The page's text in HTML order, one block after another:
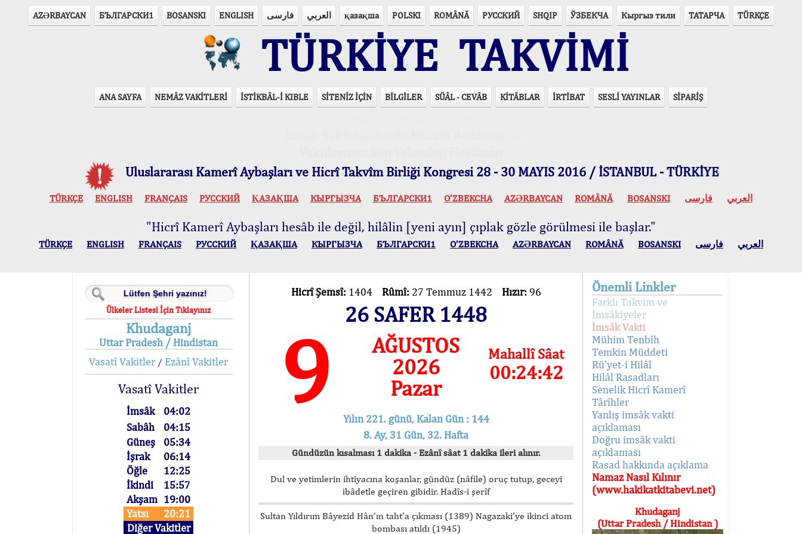
AZӘRBAYCAN БЪЛГАРСКИ1 BOSANSKI ENGLISH فارسی العربي қазақша POLSKI ROMÂNĂ РУССКИЙ SHQIP ЎЗБЕКЧА Кыргыз тили ТАТАРЧА TÜRKÇE
TÜRKİYE TAKVİMİ
ANA SAYFA NEMÂZ VAKİTLERİ İSTİKBÂL-İ KIBLE SİTENİZ İÇİN BİLGİLER SÜÂL - CEVÂB KİTÂBLAR İRTİBAT SESLİ YAYINLAR SİPARİŞ
Uluslararası Kamerî Aybaşları ve Hicrî Takvîm Birliği Kongresi 28 - 30 MAYIS 2016 / İSTANBUL - TÜRKİYE
TÜRKÇE ENGLISH FRANÇAIS РУССКИЙ ҚАЗАҚША КЫPГЫЗЧA БЪЛГАРСКИ1 O’ZBEKCHA AZӘRBAYCAN ROMÂNĂ BOSANSKI العربي فارسی
"Hicrî Kamerî Aybaşları hesâb ile değil, hilâlin [yeni ayın] çıplak gözle görülmesi ile başlar."
TÜRKÇE ENGLISH FRANÇAIS РУССКИЙ ҚАЗАҚША КЫPГЫЗЧA БЪЛГАРСКИ1 O’ZBEKCHA AZӘRBAYCAN ROMÂNĂ BOSANSKI العربي فارسی
Ülkeler Listesi İçin Tıklayınız
Khudaganj
Uttar Pradesh / Hindistan
Vasatî Vakitler/ Ezânî Vakitler
Vasatî Vakitler
İmsâk
04:02
Sabâh
04:15
Güneş
05:34
İşrak
06:14
Öğle
12:25
İkindi
15:57
Akşam 19:00
Yatsı
20:21
Diğer Vakitler
Hicrî Şemsî: 1404 Rûmî: 27 Temmuz 1442 Hızır: 96
26 SAFER 1448
9
AĞUSTOS
2026
Pazar
Mahallî Sâat
00:24:42
Yılın 221. günü, Kalan Gün : 144
8. Ay, 31 Gün, 32. Hafta
Gündüzün kısalması 1 dakika - Ezânî sâat 1 dakika ileri alınır.
Dul ve yetimlerin ihtiyacına koşanlar, gündüz (nâfile) oruç tutup, geceyi
ibâdetle geçiren gibidir. Hadîs-i şerîf
Sultan Yıldırım Bâyezid Hân’ın taht’a çıkması (1389) Nagazaki’ye ikinci atom
bombası atıldı (1945)
Önemli Linkler
Farklı Takvim ve
İmsâkiyeler
İmsâk Vakti
Mühim Tenbîh
Temkin Müddeti
Rü'yet-i Hilâl
Hilâl Rasadları
Senelik Hicrî Kamerî
Târîhler
Yanlış imsâk vakti
açıklaması
Doğru imsâk vakti
açıklaması
Rasad hakkında açıklama
Namaz Nasıl Kılınır
(www.hakikatkitabevi.net)
Khudaganj
(Uttar Pradesh / Hindistan )